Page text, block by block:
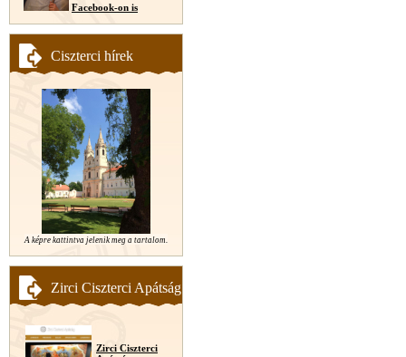
Facebook-on is
Ciszterci hírek
A képre kattintva jelenik meg a tartalom.
Zirci Ciszterci Apátság
Zirci Ciszterci